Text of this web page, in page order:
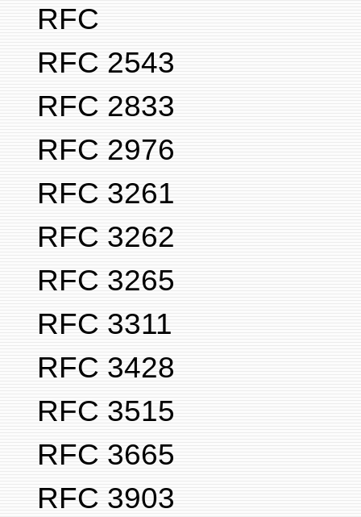
RFC
RFC 2543
RFC 2833
RFC 2976
RFC 3261
RFC 3262
RFC 3265
RFC 3311
RFC 3428
RFC 3515
RFC 3665
RFC 3903